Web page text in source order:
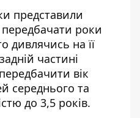
представили
роки
дивлячись на її
частині
вік
середнього та
до 3,5 років.